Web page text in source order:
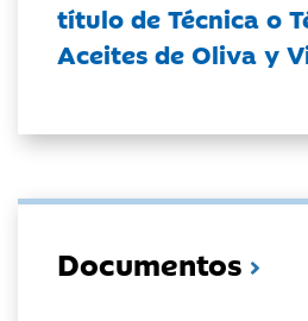
título de Técnica o
Aceites de Oliva y
Documentos